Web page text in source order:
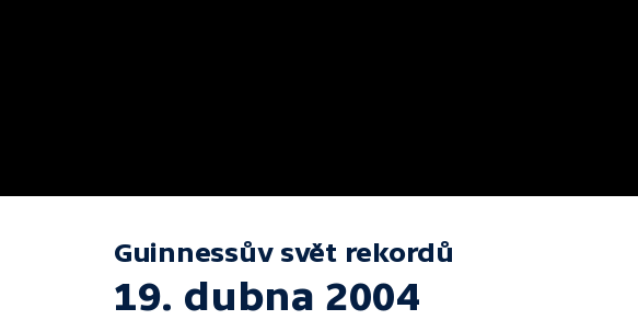
Guinnessův svět rekordů
19. dubna 2004